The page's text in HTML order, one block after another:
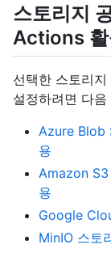
스토리지
Actions
선택한 스토리
설정하려면 다
Azure Blob
용
Amazon
용
Google
MinIO 스토